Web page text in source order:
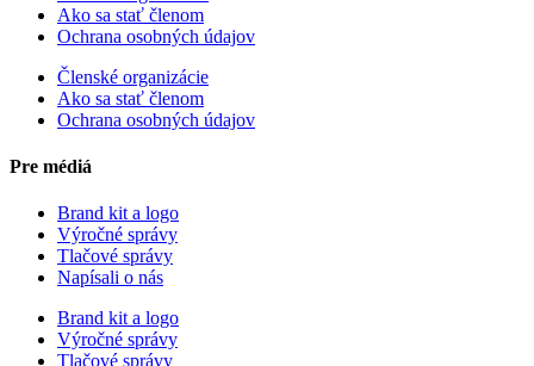
Ako sa stať členom
Ochrana osobných údajov
Členské organizácie
Ako sa stať členom
Ochrana osobných údajov
Pre médiá
Brand kit a logo
Výročné správy
Tlačové správy
Napísali o nás
Brand kit a logo
Výročné správy
Tlačové správy